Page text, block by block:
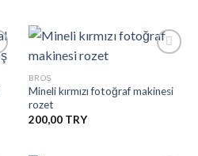
İstek
BROŞ
Mineli kırmızı fotoğraf makinesi
rozet
200,00